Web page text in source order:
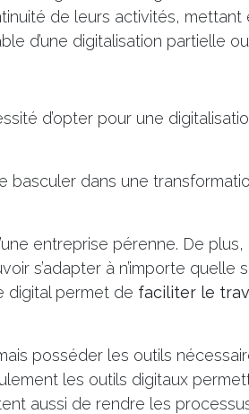
de leurs activités, mettant
d’une digitalisation partielle
d’opter pour une
basculer dans une
entreprise pérenne. De plus,
s’adapter à n’importe quelle
digital permet de faciliter le
posséder les outils
les outils digitaux
aussi de rendre les